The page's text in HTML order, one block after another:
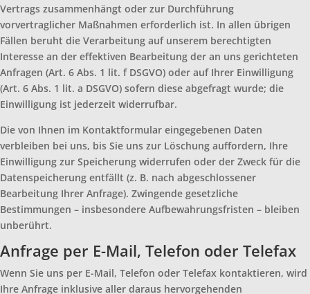
Vertrags zusammenhängt oder zur Durchführung
vorvertraglicher Maßnahmen erforderlich ist. In allen übrigen
Fällen beruht die Verarbeitung auf unserem berechtigten
Interesse an der effektiven Bearbeitung der an uns gerichteten
Anfragen (Art. 6 Abs. 1 lit. f DSGVO) oder auf Ihrer Einwilligung
(Art. 6 Abs. 1 lit. a DSGVO) sofern diese abgefragt wurde; die
Einwilligung ist jederzeit widerrufbar.
Die von Ihnen im Kontaktformular eingegebenen Daten
verbleiben bei uns, bis Sie uns zur Löschung auffordern, Ihre
Einwilligung zur Speicherung widerrufen oder der Zweck für die
Datenspeicherung entfällt (z. B. nach abgeschlossener
Bearbeitung Ihrer Anfrage). Zwingende gesetzliche
Bestimmungen – insbesondere Aufbewahrungsfristen – bleiben
unberührt.
Anfrage per E-Mail, Telefon oder Telefax
Wenn Sie uns per E-Mail, Telefon oder Telefax kontaktieren, wird
Ihre Anfrage inklusive aller daraus hervorgehenden